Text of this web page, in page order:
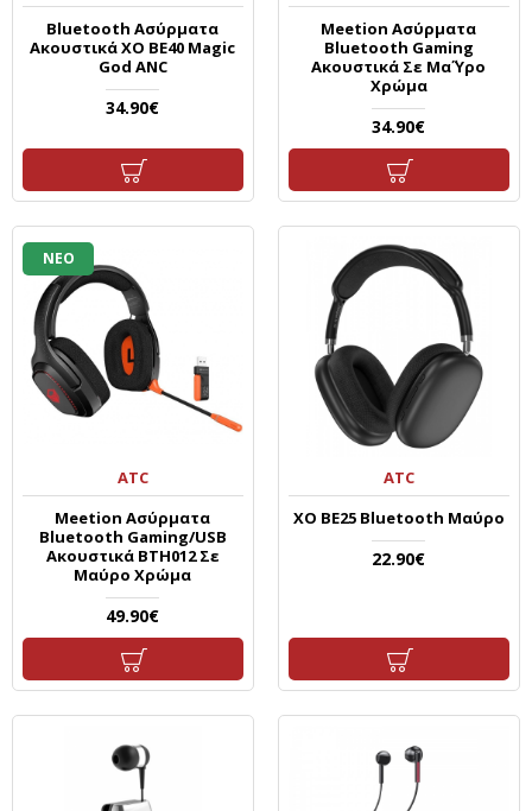
Bluetooth Ασύρματα
Ακουστικά XO BE40 Magic
God ANC
34.90€
Meetion Ασύρματα
Bluetooth Gaming
Ακουστικά Σε Μα΄ύρο
Χρώμα
34.90€
ΝΕΟ
ATC
Meetion Ασύρματα
Bluetooth Gaming/USB
Ακουστικά BTH012 Σε
Μαύρο Χρώμα
49.90€
ATC
XO BE25 Bluetooth Μαύρο
22.90€